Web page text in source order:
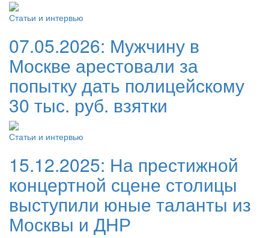
Статьи и интервью
07.05.2026: Мужчину в
Москве арестовали за
попытку дать полицейскому
30 тыс. руб. взятки
Статьи и интервью
15.12.2025: На престижной
концертной сцене столицы
выступили юные таланты из
Москвы и ДНР